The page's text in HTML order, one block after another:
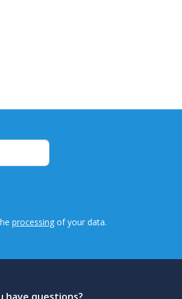
processing of your data.